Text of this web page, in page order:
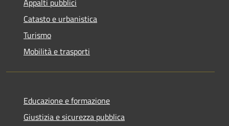
Catasto e urbanistica
Turismo
Mobilità e trasporti
Educazione e formazione
Giustizia e sicurezza pubblica